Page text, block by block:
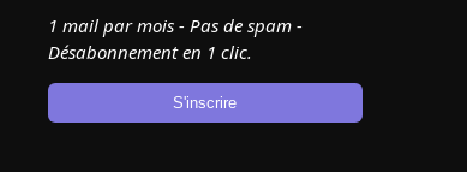
1 mail par mois - Pas de spam -
Désabonnement en 1 clic.